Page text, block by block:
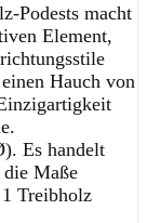
Podests macht
Element,
Hauch von
Es handelt
Maße
Treibholz